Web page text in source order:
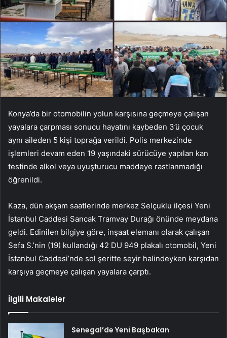
Konya’da bir otomobilin yolun karşısına geçmeye çalışan
yayalara çarpması sonucu hayatını kaybeden 3’ü çocuk
aynı aileden 5 kişi toprağa verildi. Polis merkezinde
işlemleri devam eden 19 yaşındaki sürücüye yapılan kan
testinde alkol veya uyuşturucu maddeye rastlanmadığı
öğrenildi.
Kaza, dün akşam saatlerinde merkez Selçuklu ilçesi Yeni
İstanbul Caddesi Sancak Tramvay Durağı önünde meydana
geldi. Edinilen bilgiye göre, inşaat elemanı olarak çalışan
Sefa S.’nin (19) kullandığı 42 DU 949 plakalı otomobil, Yeni
İstanbul Caddesi’nde sol şeritte seyir halindeyken karşıdan
karşıya geçmeye çalışan yayalara çarptı.
İlgili Makaleler
Senegal’de Yeni Başbakan